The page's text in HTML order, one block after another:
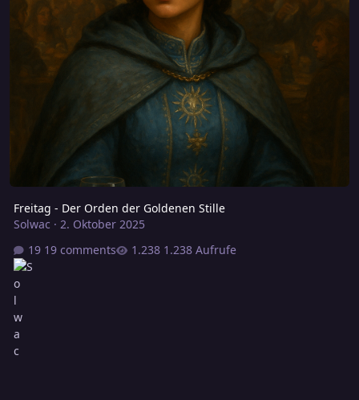
Freitag - Der Orden der Goldenen Stille
Solwac · 2. Oktober 2025
19 comments
1.238 Aufrufe